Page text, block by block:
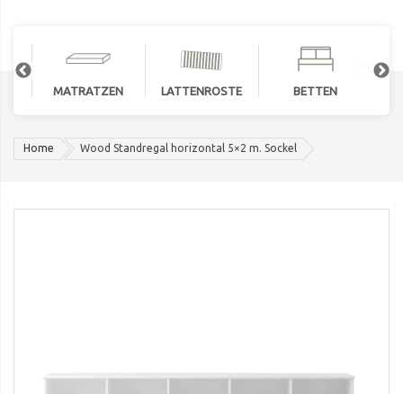
MATRATZEN LATTENROSTE BETTEN
Home Wood Standregal horizontal 5×2 m. Sockel